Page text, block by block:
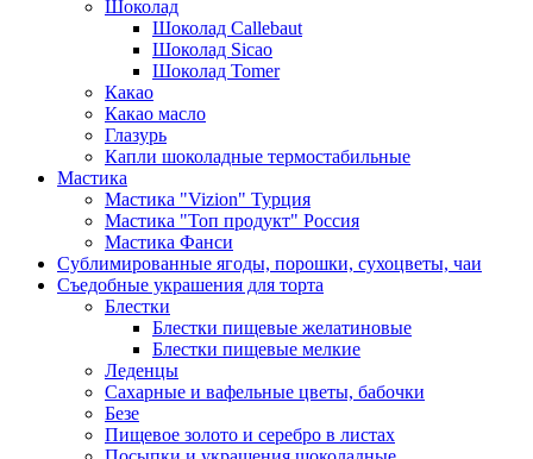
Шоколад
Шоколад Callebaut
Шоколад Sicao
Шоколад Tomer
Какао
Какао масло
Глазурь
Капли шоколадные термостабильные
Мастика
Мастика "Vizion" Турция
Мастика "Топ продукт" Россия
Мастика Фанси
Сублимированные ягоды, порошки, сухоцветы, чаи
Съедобные украшения для торта
Блестки
Блестки пищевые желатиновые
Блестки пищевые мелкие
Леденцы
Сахарные и вафельные цветы, бабочки
Безе
Пищевое золото и серебро в листах